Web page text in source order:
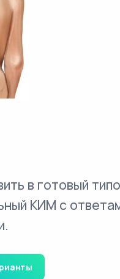
в готовый
КИМ с